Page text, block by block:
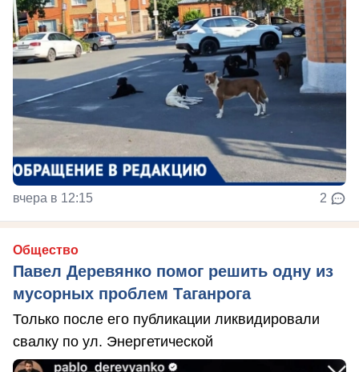
вчера в 12:15 2
Общество
Павел Деревянко помог решить одну из
мусорных проблем Таганрога
Только после его публикации ликвидировали
свалку по ул. Энергетической